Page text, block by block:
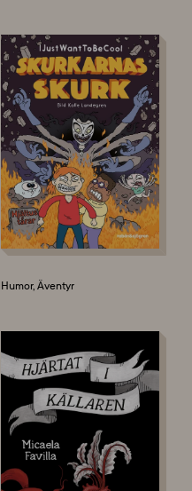
Humor, Äventyr